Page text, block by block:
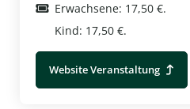
Gelre-Radtour
Erwachsene: 17,50 €.
Kind: 17,50 €.
Website Veranstaltung